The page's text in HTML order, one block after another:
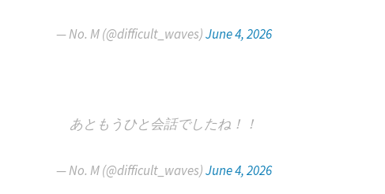
— No. M (@difficult_waves)June 4, 2026
あともうひと会話でしたね！！
— No. M (@difficult_waves)June 4, 2026